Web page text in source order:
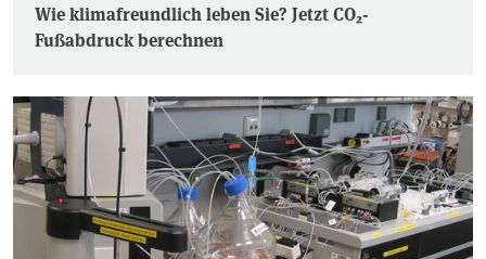
Wie klimafreundlich leben Sie? Jetzt CO₂-
Fußabdruck berechnen